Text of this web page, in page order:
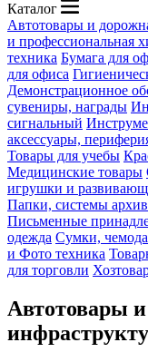
Каталог
Автотовары и
и профессиональная
техника Бумага для
для офиса
Демонстрационное
сувениры, награды
сигнальный
аксессуары,
Товары для учебы
Медицинские товары
игрушки и
Папки, системы
Письменные
одежда Сумки,
и Фото техника
для торговли
Автотовары